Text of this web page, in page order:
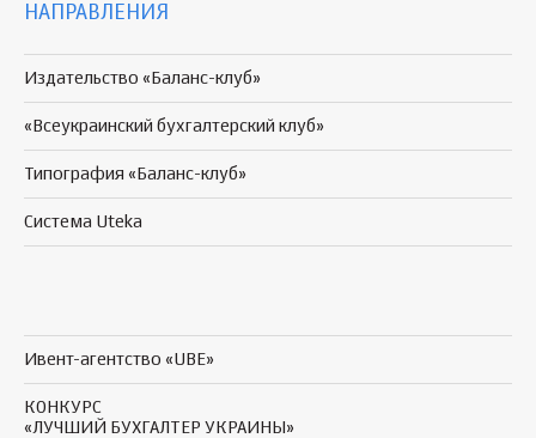
НАПРАВЛЕНИЯ
Издательство «Баланс-клуб»
«Всеукраинский бухгалтерский клуб»
Типография «Баланс-клуб»
Система Uteka
Ивент-агентство «UBE»
КОНКУРС
«ЛУЧШИЙ БУХГАЛТЕР УКРАИНЫ»